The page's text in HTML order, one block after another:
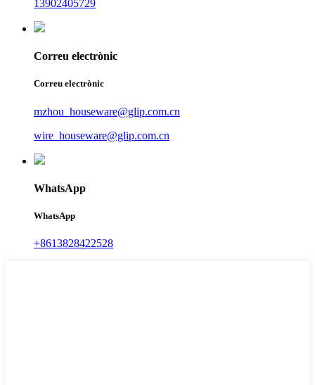
13902405729
Correu electrònic
Correu electrònic
mzhou_houseware@glip.com.cn
wire_houseware@glip.com.cn
WhatsApp
WhatsApp
+8613828422528